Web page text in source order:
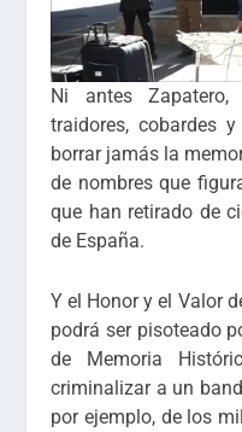
Ni antes
traidores, cobardes
borrar jamás la
de nombres que
que han retirado de
de España.
Y el Honor y el Valor
podrá ser pisoteado
de Memoria
criminalizar a un
por ejemplo, de los